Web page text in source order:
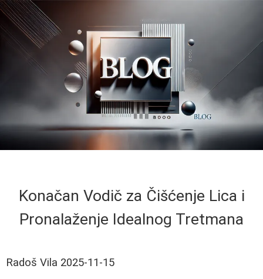
Konačan Vodič za Čišćenje Lica i
Pronalaženje Idealnog Tretmana
Radoš Vila 2025-11-15